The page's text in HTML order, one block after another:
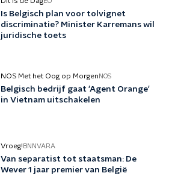
Is Belgisch plan voor tolvignet
discriminatie? Minister Karremans wil
juridische toets
NOS Met het Oog op Morgen NOS
Belgisch bedrijf gaat 'Agent Orange'
in Vietnam uitschakelen
Vroeg! BNNVARA
Van separatist tot staatsman: De
Wever 1 jaar premier van België